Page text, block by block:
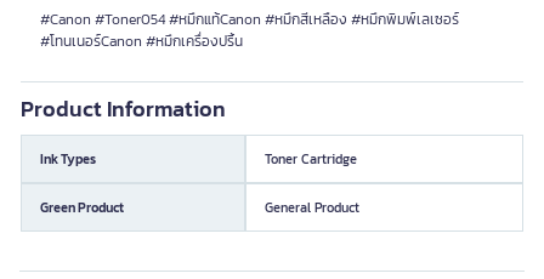
#Canon #Toner054 #หมึกแท้Canon #หมึกสีเหลือง #หมึกพิมพ์เลเซอร์
#โทนเนอร์Canon #หมึกเครื่องปริ้น
Product Information
Ink Types Toner Cartridge
Green Product General Product